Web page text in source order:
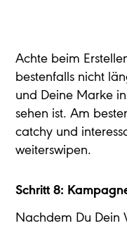
Achte beim
bestenfalls nicht
und Deine Marke
sehen ist. Am
catchy und
weiterswipen.
Schritt 8:
Nachdem Du Dein